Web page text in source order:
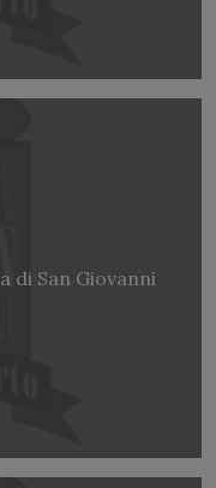
di San Giovanni